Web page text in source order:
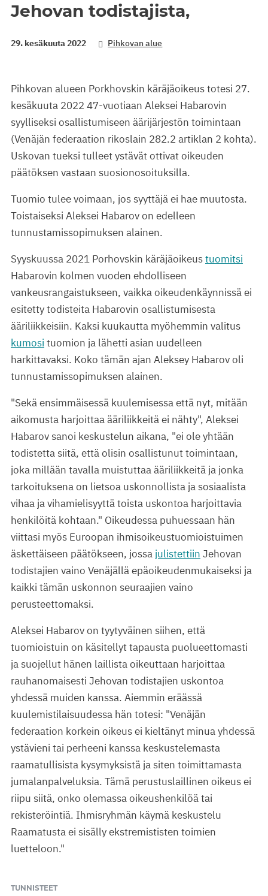
Jehovan todistajista,
29. kesäkuuta 2022 Pihkovan alue
Pihkovan alueen Porkhovskin käräjäoikeus totesi 27.
kesäkuuta 2022 47-vuotiaan Aleksei Habarovin
syylliseksi osallistumiseen äärijärjestön toimintaan
(Venäjän federaation rikoslain 282.2 artiklan 2 kohta).
Uskovan tueksi tulleet ystävät ottivat oikeuden
päätöksen vastaan suosionosoituksilla.
Tuomio tulee voimaan, jos syyttäjä ei hae muutosta.
Toistaiseksi Aleksei Habarov on edelleen
tunnustamissopimuksen alainen.
Syyskuussa 2021 Porhovskin käräjäoikeustuomitsi
Habarovin kolmen vuoden ehdolliseen
vankeusrangaistukseen, vaikka oikeudenkäynnissä ei
esitetty todisteita Habarovin osallistumisesta
ääriliikkeisiin. Kaksi kuukautta myöhemmin valitus
kumosi tuomion ja lähetti asian uudelleen
harkittavaksi. Koko tämän ajan Aleksey Habarov oli
tunnustamissopimuksen alainen.
"Sekä ensimmäisessä kuulemisessa että nyt, mitään
aikomusta harjoittaa ääriliikkeitä ei nähty", Aleksei
Habarov sanoi keskustelun aikana, "ei ole yhtään
todistetta siitä, että olisin osallistunut toimintaan,
joka millään tavalla muistuttaa ääriliikkeitä ja jonka
tarkoituksena on lietsoa uskonnollista ja sosiaalista
vihaa ja vihamielisyyttä toista uskontoa harjoittavia
henkilöitä kohtaan." Oikeudessa puhuessaan hän
viittasi myös Euroopan ihmisoikeustuomioistuimen
äskettäiseen päätökseen, jossa julistettiin Jehovan
todistajien vaino Venäjällä epäoikeudenmukaiseksi ja
kaikki tämän uskonnon seuraajien vaino
perusteettomaksi.
Aleksei Habarov on tyytyväinen siihen, että
tuomioistuin on käsitellyt tapausta puolueettomasti
ja suojellut hänen laillista oikeuttaan harjoittaa
rauhanomaisesti Jehovan todistajien uskontoa
yhdessä muiden kanssa. Aiemmin eräässä
kuulemistilaisuudessa hän totesi: "Venäjän
federaation korkein oikeus ei kieltänyt minua yhdessä
ystävieni tai perheeni kanssa keskustelemasta
raamatullisista kysymyksistä ja siten toimittamasta
jumalanpalveluksia. Tämä perustuslaillinen oikeus ei
riipu siitä, onko olemassa oikeushenkilöä tai
rekisteröintiä. Ihmisryhmän käymä keskustelu
Raamatusta ei sisälly ekstremististen toimien
luetteloon."
TUNNISTEET